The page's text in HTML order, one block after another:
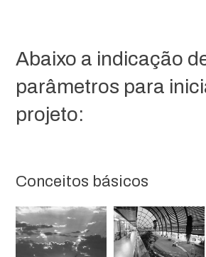
Abaixo a indicação
parâmetros para
projeto:
Conceitos básicos